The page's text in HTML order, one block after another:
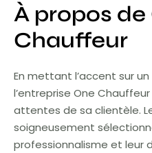
À propos de
Chauffeur
En mettant l’accent sur
l’entreprise One
attentes de sa clientèle.
soigneusement
professionnalisme et leur